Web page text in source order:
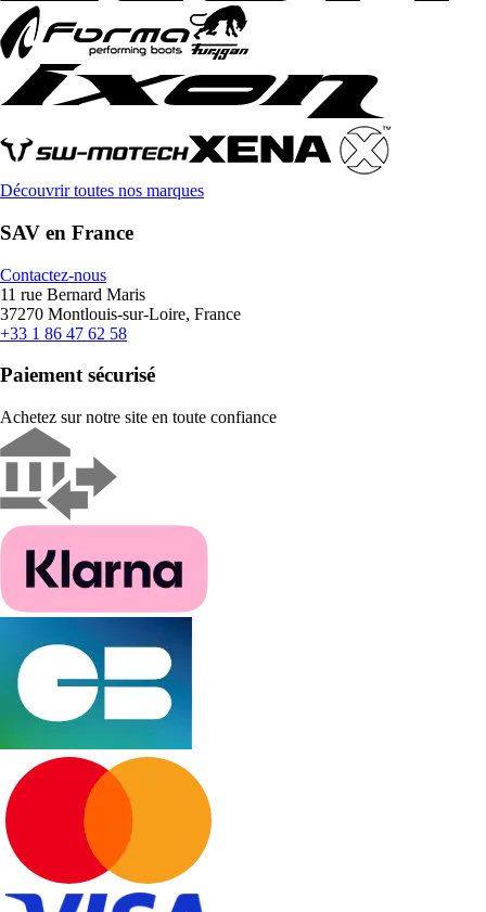
Découvrir toutes nos marques
SAV en France
Contactez-nous
11 rue Bernard Maris
37270 Montlouis-sur-Loire, France
+33 1 86 47 62 58
Paiement sécurisé
Achetez sur notre site en toute confiance